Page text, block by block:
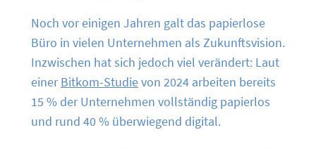
Noch vor einigen Jahren galt das papierlose
Büro in vielen Unternehmen als Zukunftsvision.
Inzwischen hat sich jedoch viel verändert: Laut
einerBitkom-Studievon 2024 arbeiten bereits
15 % der Unternehmen vollständig papierlos
und rund 40 % überwiegend digital.